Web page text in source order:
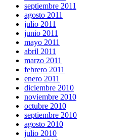
septiembre 2011
agosto 2011
julio 2011
junio 2011
mayo 2011
abril 2011
marzo 2011
febrero 2011
enero 2011
diciembre 2010
noviembre 2010
octubre 2010
septiembre 2010
agosto 2010
julio 2010